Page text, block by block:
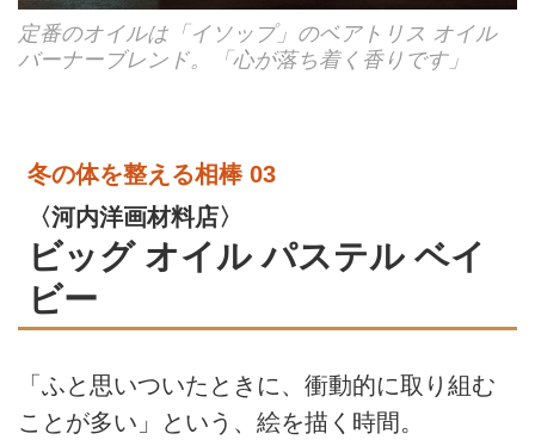
定番のオイルは「イソップ」のベアトリス オイル
バーナーブレンド。「心が落ち着く香りです」
冬の体を整える相棒 03
〈河内洋画材料店〉
ビッグ オイル パステル ベイ
ビー
「ふと思いついたときに、衝動的に取り組む
ことが多い」という、絵を描く時間。